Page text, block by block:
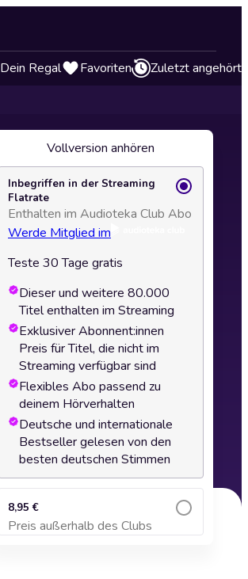
Dein Regal Favoriten Zuletzt angehört
Vollversion anhören
Inbegriffen in der Streaming
Flatrate
Enthalten im Audioteka Club Abo
Werde Mitglied im
Teste 30 Tage gratis
Dieser und weitere 80.000
Titel enthalten im Streaming
Exklusiver Abonnent:innen
Preis für Titel, die nicht im
Streaming verfügbar sind
Flexibles Abo passend zu
deinem Hörverhalten
Deutsche und internationale
Bestseller gelesen von den
besten deutschen Stimmen
8,95 €
Preis außerhalb des Clubs
Zum Warenkorb hinzufügen